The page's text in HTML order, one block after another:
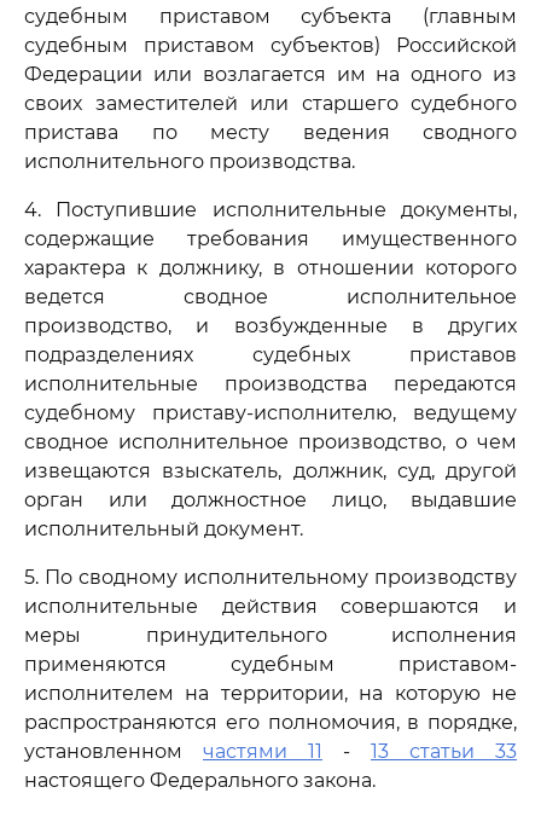
судебным приставом субъекта (главным
судебным приставом субъектов) Российской
Федерации или возлагается им на одного из
своих заместителей или старшего судебного
пристава по месту ведения сводного
исполнительного производства.
4. Поступившие исполнительные документы,
содержащие требования имущественного
характера к должнику, в отношении которого
ведется сводное исполнительное
производство, и возбужденные в других
подразделениях судебных приставов
исполнительные производства передаются
судебному приставу-исполнителю, ведущему
сводное исполнительное производство, о чем
извещаются взыскатель, должник, суд, другой
орган или должностное лицо, выдавшие
исполнительный документ.
5. По сводному исполнительному производству
исполнительные действия совершаются и
меры принудительного исполнения
применяются судебным приставом-
исполнителем на территории, на которую не
распространяются его полномочия, в порядке,
установленном частями 11 - 13 статьи 33
настоящего Федерального закона.